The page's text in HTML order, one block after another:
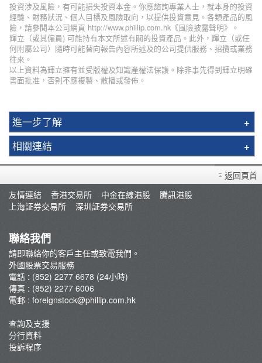
投資涉及風險，有可能損失投資本金。你應諮詢專業人士，就本身的投資
經驗、財務狀況、個人目標及風險取向，以提供投資意見。各類產品的風
險，請參閱本公司網頁 http://www.phillip.com.hk《風險披露聲明》。
輝立（或其僱員) 可能持有本文所述有關的投資產品。此外，輝立（或任
何附屬公司）隨時可能替向報告內容所述及的公司提供服務、招攬或業務
往來。
以上資料為輝立擁有並受版權及知識產權法保護。除非事先得到輝立明確
書面批准，否則不應複製、散播或發佈。
進一步了解
亞洲
美洲
重要通知
市場交易時間表
最新推廣
申請免費報價
相關連結
匯率參考
匯兌計算機
交易佣金及收費
返回頁首
友情連結
香港交易所 中金在線港股
騰訊港股
上海証券交易所
深圳証券交易所
聯絡我們
請即聯絡你的客戶主任或致電我們。
外國股票交易服務
電話 : (852) 2277 6678 (24小時)
傳真 : (852) 2277 6006
電郵 : foreignstock@phillip.com.hk
查詢及支援
分行資料
投訴程序